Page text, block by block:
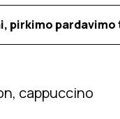
pirkimo
cappuccino